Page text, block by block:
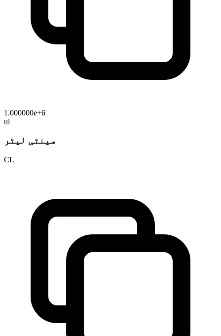
1.000000e+6
ul
سینٹی لیٹر
CL